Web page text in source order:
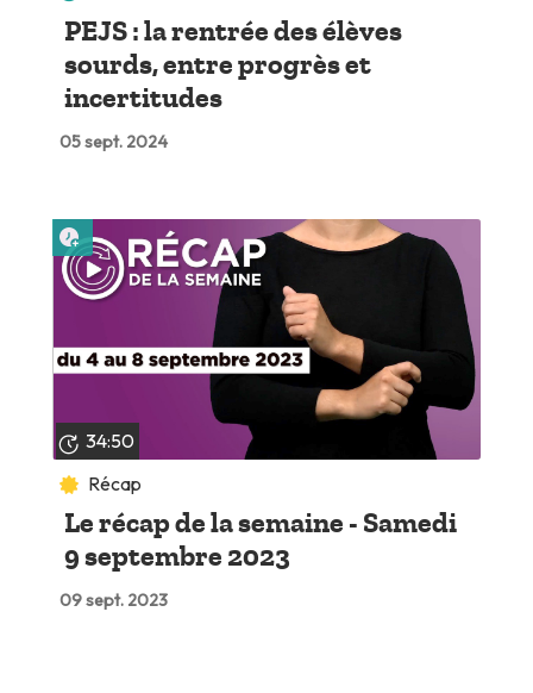
PEJS : la rentrée des élèves
sourds, entre progrès et
incertitudes
05 sept. 2024
34:50
Récap
Le récap de la semaine - Samedi
9 septembre 2023
09 sept. 2023
Lire plus tard